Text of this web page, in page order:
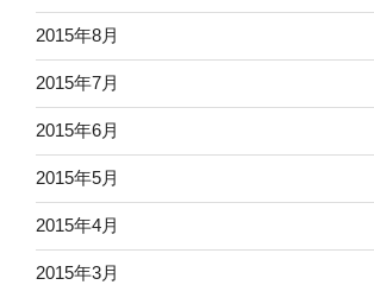
2015年8月
2015年7月
2015年6月
2015年5月
2015年4月
2015年3月